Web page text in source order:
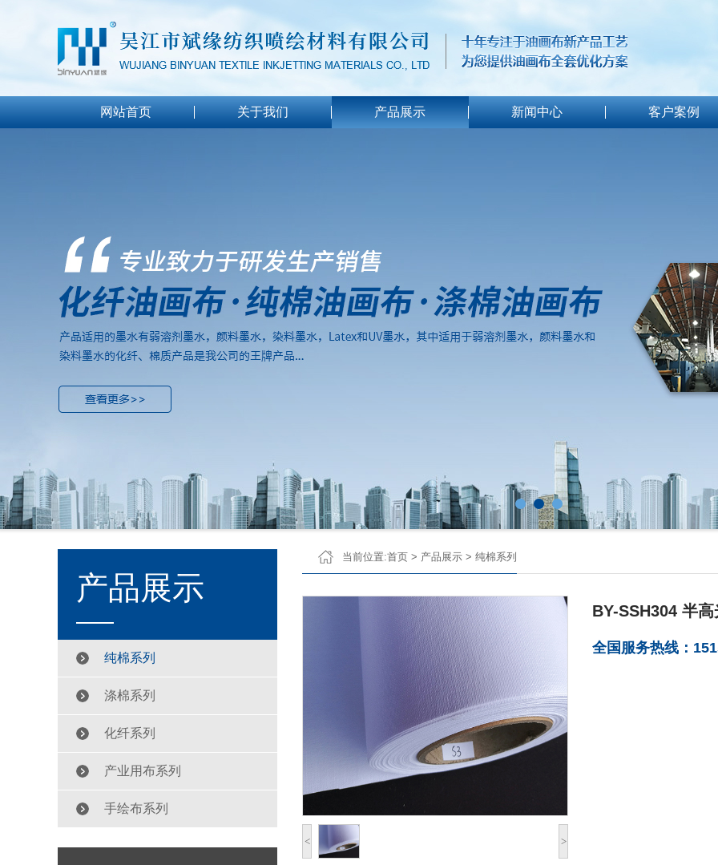
网站首页 关于我们 产品展示 新闻中心 客户案例
产品展示
纯棉系列
涤棉系列
化纤系列
产业用布系列
手绘布系列
当前位置:首页 > 产品展示 > 纯棉系列
< >
BY-SSH304 半
全国服务热线：